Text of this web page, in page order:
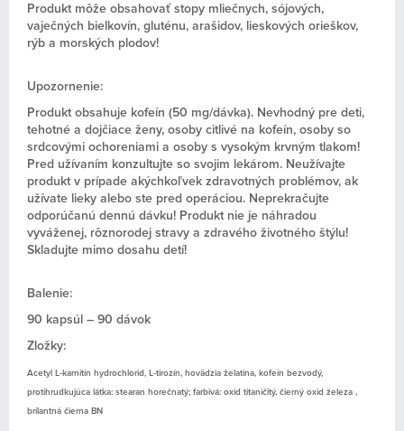
Produkt môže obsahovať stopy mliečnych, sójových,
vaječných bielkovín, gluténu, arašidov, lieskových orieškov,
rýb a morských plodov!
Upozornenie:
Produkt obsahuje kofeín (50 mg/dávka). Nevhodný pre deti,
tehotné a dojčiace ženy, osoby citlivé na kofeín, osoby so
srdcovými ochoreniami a osoby s vysokým krvným tlakom!
Pred užívaním konzultujte so svojim lekárom. Neužívajte
produkt v prípade akýchkoľvek zdravotných problémov, ak
užívate lieky alebo ste pred operáciou. Neprekračujte
odporúčanú dennú dávku! Produkt nie je náhradou
vyváženej, rôznorodej stravy a zdravého životného štýlu!
Skladujte mimo dosahu detí!
Balenie:
90 kapsúl – 90 dávok
Zložky:
Acetyl L-karnitín hydrochlorid, L-tirozín, hovädzia želatína, kofeín bezvodý,
protihrudkujúca látka: stearan horečnatý; farbivá: oxid titaničitý, čierný oxid železa ,
brilantná čierna BN